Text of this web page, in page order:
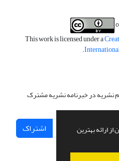
ارائه بهترین
This work is licensed under a
.
نشریه در خبرنامه نشریه مشترک
اشتراک